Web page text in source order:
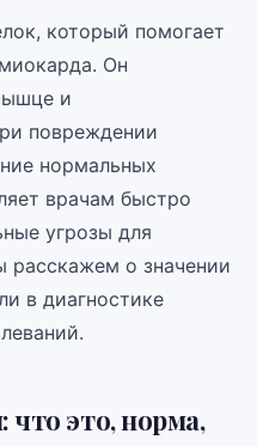
который помогает
Он
и
повреждении
нормальных
врачам быстро
угрозы для
расскажем о значении
в диагностике
это, норма,